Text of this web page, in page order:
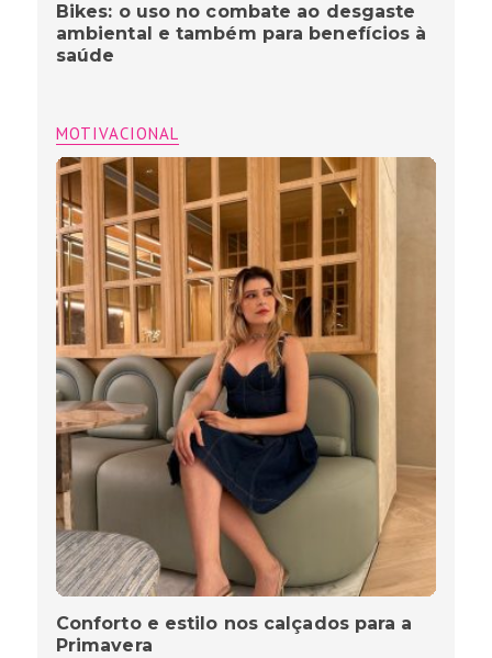
Bikes: o uso no combate ao desgaste
ambiental e também para benefícios à
saúde
MOTIVACIONAL
Conforto e estilo nos calçados para a
Primavera